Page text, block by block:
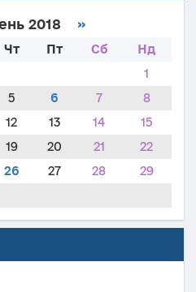
2018 »
Чт Пт Сб
Нд
1
5 6 7
8
12 13 14
15
19 20 21
22
26 27 28
29